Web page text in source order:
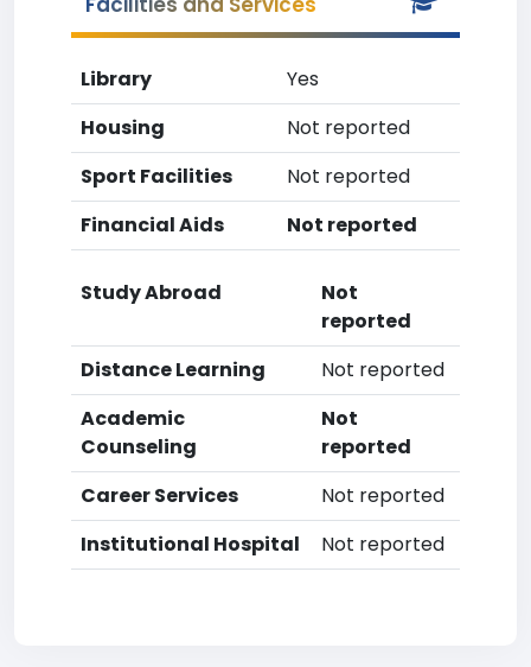
Library
Yes
Housing
Not reported
Sport Facilities
Not reported
Financial Aids
Not reported
Study Abroad
Not
reported
Distance Learning
Not reported
Academic
Counseling
Not
reported
Career Services
Not reported
Institutional Hospital
Not reported